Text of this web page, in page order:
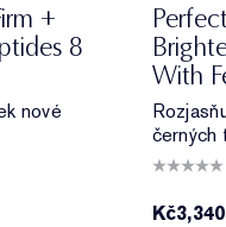
+
8
nové
With
černých